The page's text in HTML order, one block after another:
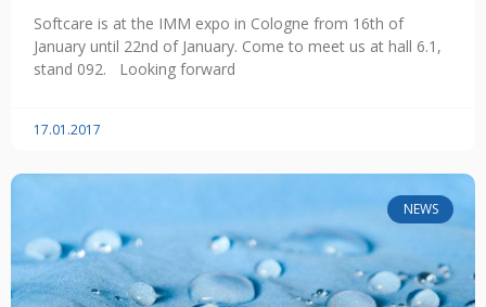
Softcare is at the IMM expo in Cologne from 16th of
January until 22nd of January. Come to meet us at hall 6.1,
stand 092. Looking forward
17.01.2017
NEWS